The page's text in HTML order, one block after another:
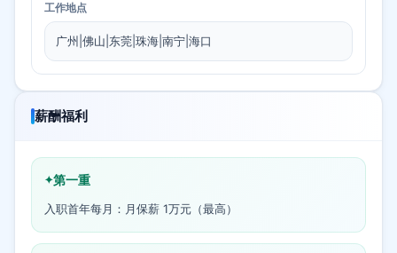
工作地点
广州|佛山|东莞|珠海|南宁|海口
薪酬福利
第一重
入职首年每月：月保薪 1万元（最高）